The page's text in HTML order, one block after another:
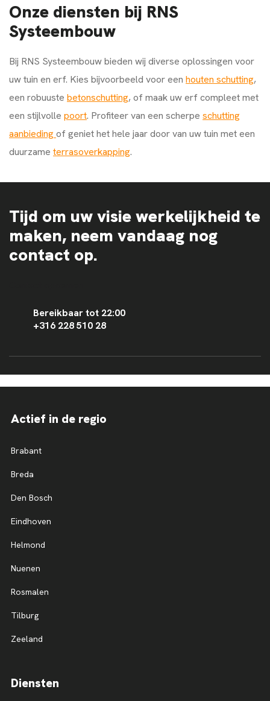
Onze diensten bij RNS
Systeembouw
Bij RNS Systeembouw bieden wij diverse oplossingen voor
uw tuin en erf. Kies bijvoorbeeld voor een houten schutting,
een robuuste betonschutting, of maak uw erf compleet met
een stijlvolle poort. Profiteer van een scherpe schutting
aanbiedingof geniet het hele jaar door van uw tuin met een
duurzame terrasoverkapping.
Tijd om uw visie werkelijkheid te
maken, neem vandaag nog
contact op.
Bereikbaar tot 22:00
+316 228 510 28
Actief in de regio
Brabant
Breda
Den Bosch
Eindhoven
Helmond
Nuenen
Rosmalen
Tilburg
Zeeland
Diensten